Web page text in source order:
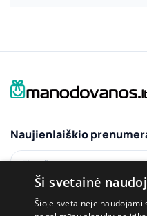
Naujienlaiškio
El.paštas
Ši svetainė
Šioje svetainėje